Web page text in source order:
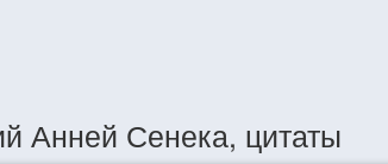
Анней Сенека, цитаты